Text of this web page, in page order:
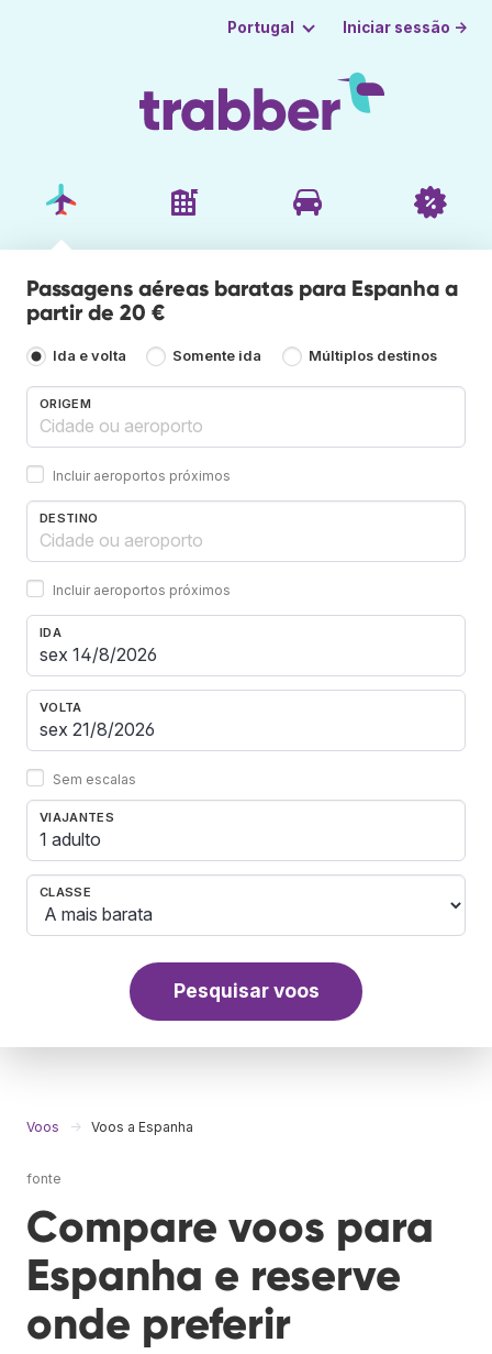
Portugal Iniciar sessão →
Passagens aéreas baratas para Espanha a
partir de 20 €
Ida e volta Somente ida Múltiplos destinos
ORIGEM
Incluir aeroportos próximos
DESTINO
Incluir aeroportos próximos
IDA
VOLTA
Sem escalas
VIAJANTES
1 adulto
CLASSE
Pesquisar voos
Voos Voos a Espanha
fonte
Compare voos para
Espanha e reserve
onde preferir